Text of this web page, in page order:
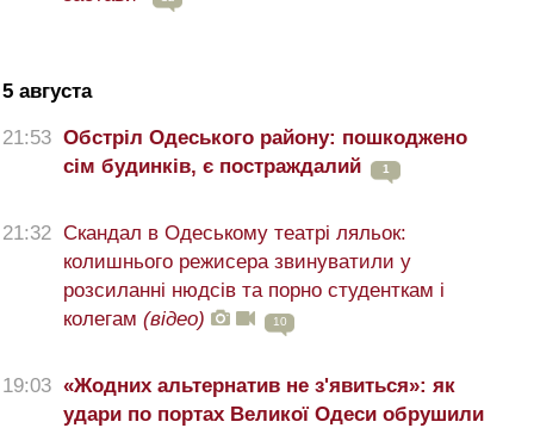
5 августа
21:53 Обстріл Одеського району: пошкоджено
сім будинків, є постраждалий
1
21:32 Скандал в Одеському театрі ляльок:
колишнього режисера звинуватили у
розсиланні нюдсів та порно студенткам і
колегам (відео) 10
19:03 «Жодних альтернатив не з'явиться»: як
удари по портах Великої Одеси обрушили